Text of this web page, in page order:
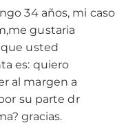
34 años, mi caso
gustaria
usted
es: quiero
al margen a
su parte dr
gracias.